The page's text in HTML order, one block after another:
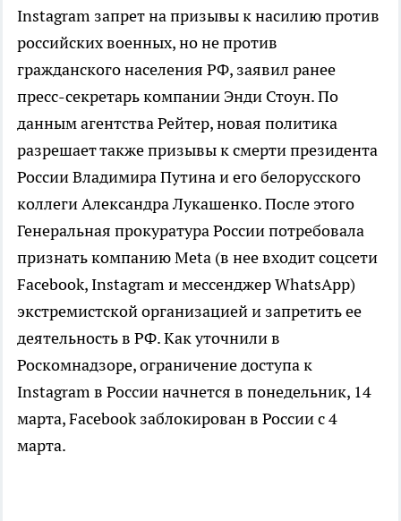
Instagram запрет на призывы к насилию против
российских военных, но не против
гражданского населения РФ, заявил ранее
пресс-секретарь компании Энди Стоун. По
данным агентства Рейтер, новая политика
разрешает также призывы к смерти президента
России Владимира Путина и его белорусского
коллеги Александра Лукашенко. После этого
Генеральная прокуратура России потребовала
признать компанию Meta (в нее входит соцсети
Facebook, Instagram и мессенджер WhatsApp)
экстремистской организацией и запретить ее
деятельность в РФ. Как уточнили в
Роскомнадзоре, ограничение доступа к
Instagram в России начнется в понедельник, 14
марта, Facebook заблокирован в России с 4
марта.